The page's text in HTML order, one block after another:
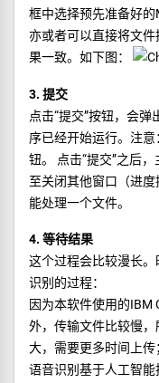
框中选择预先准备好的
亦或者可以直接将文
果一致。如下图：
3. 提交
点击“提交”按钮，会
序已经开始运行。注
钮。 点击“提交”之后
至关闭其他窗口（进
能处理一个文件。
4. 等待结果
这个过程会比较漫长
识别的过程：
因为本软件使用的IBM
外，传输文件比较慢
大，需要更多时间上传
语音识别基于人工智